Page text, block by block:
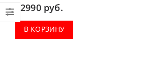
2990 руб.
В КОРЗИНУ